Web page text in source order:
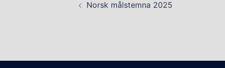
navigation
Norsk målstemna 2025